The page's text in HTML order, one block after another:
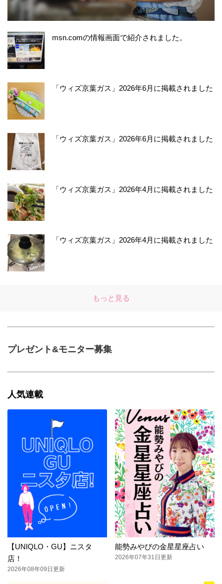
msn.comの情報画面で紹介されました。
「ウィズ京葉ガス」2026年6月に掲載されました
「ウィズ京葉ガス」2026年6月に掲載されました
「ウィズ京葉ガス」2026年4月に掲載されました
「ウィズ京葉ガス」2026年4月に掲載されました
もっと見る
プレゼント&モニター募集
人気連載
【UNIQLO・GU】ニスタ
店！
2026年08年09日更新
能勢みやびの金星星座占い
2026年07年31日更新